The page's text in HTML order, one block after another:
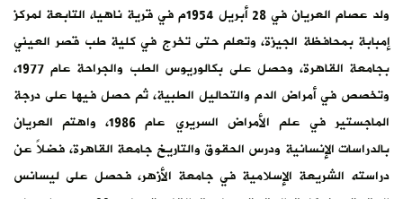
ولد عصام العريان في 28 أبريل 1954م في قرية ناهيا، التابعة لمركز
إمبابة بمحافظة الجيزة، وتعلم حتى تخرج في كلية طب قصر العيني
بجامعة القاهرة، وحصل على بكالوريوس الطب والجراحة عام 1977،
وتخصص في أمراض الدم والتحاليل الطبية، ثم حصل فيها على درجة
الماجستير في علم الأمراض السريري عام 1986، واهتم العريان
بالدراسات الإنسانية ودرس الحقوق والتاريخ جامعة القاهرة، فضلاً عن
دراسته الشريعة الإسلامية في جامعة الأزهر، فحصل على ليسانس